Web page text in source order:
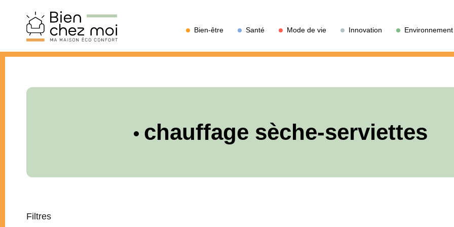
Bien-être Santé Mode de vie Innovation Environnement
chauffage sèche-serviettes
Filtres